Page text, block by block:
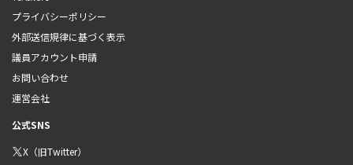
プライバシーポリシー
外部送信規律に基づく表示
議員アカウント申請
お問い合わせ
運営会社
公式SNS
X（旧Twitter）